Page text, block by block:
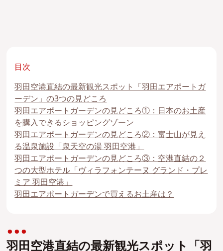
目次
羽田空港直結の最新観光スポット「羽田エアポートガ
ーデン」の3つの見どころ
羽田エアポートガーデンの見どころ①：日本のお土産
を購入できるショッピングゾーン
羽田エアポートガーデンの見どころ②：富士山が見え
る温泉施設「泉天空の湯 羽田空港」
羽田エアポートガーデンの見どころ③：空港直結の２
つの大型ホテル「ヴィラフォンテーヌ グランド・プレ
ミア 羽田空港」
羽田エアポートガーデンで買えるお土産は？
羽田空港直結の最新観光スポット「羽